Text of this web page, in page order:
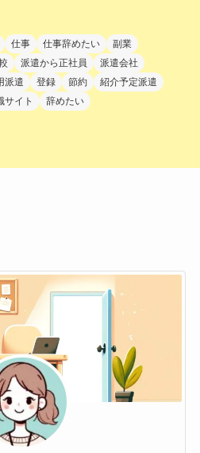
仕事 仕事辞めたい
副業
派遣から正社員
派遣会社
派遣 登録 節約
紹介予定派遣
サイト 辞めたい